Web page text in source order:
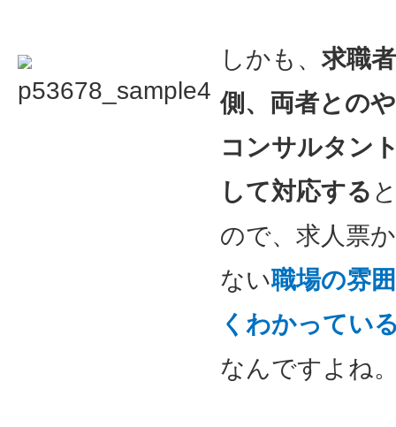
しかも、求職
側、両者との
コンサルタン
して対応する
ので、求人票
ない職場の雰
くわかってい
なんですよね